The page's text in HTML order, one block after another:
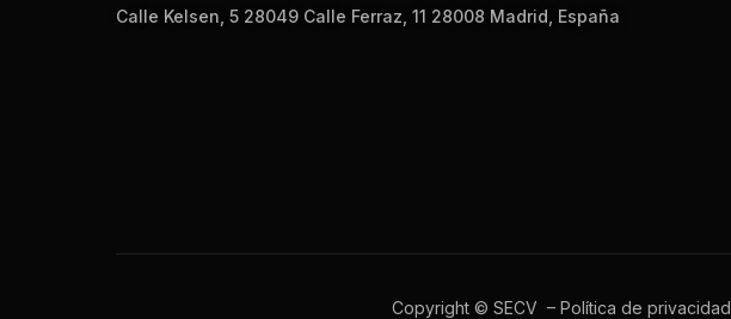
Calle Kelsen, 5 28049 Calle Ferraz, 11 28008 Madrid, España
Copyright © SECV – Política de privacidad